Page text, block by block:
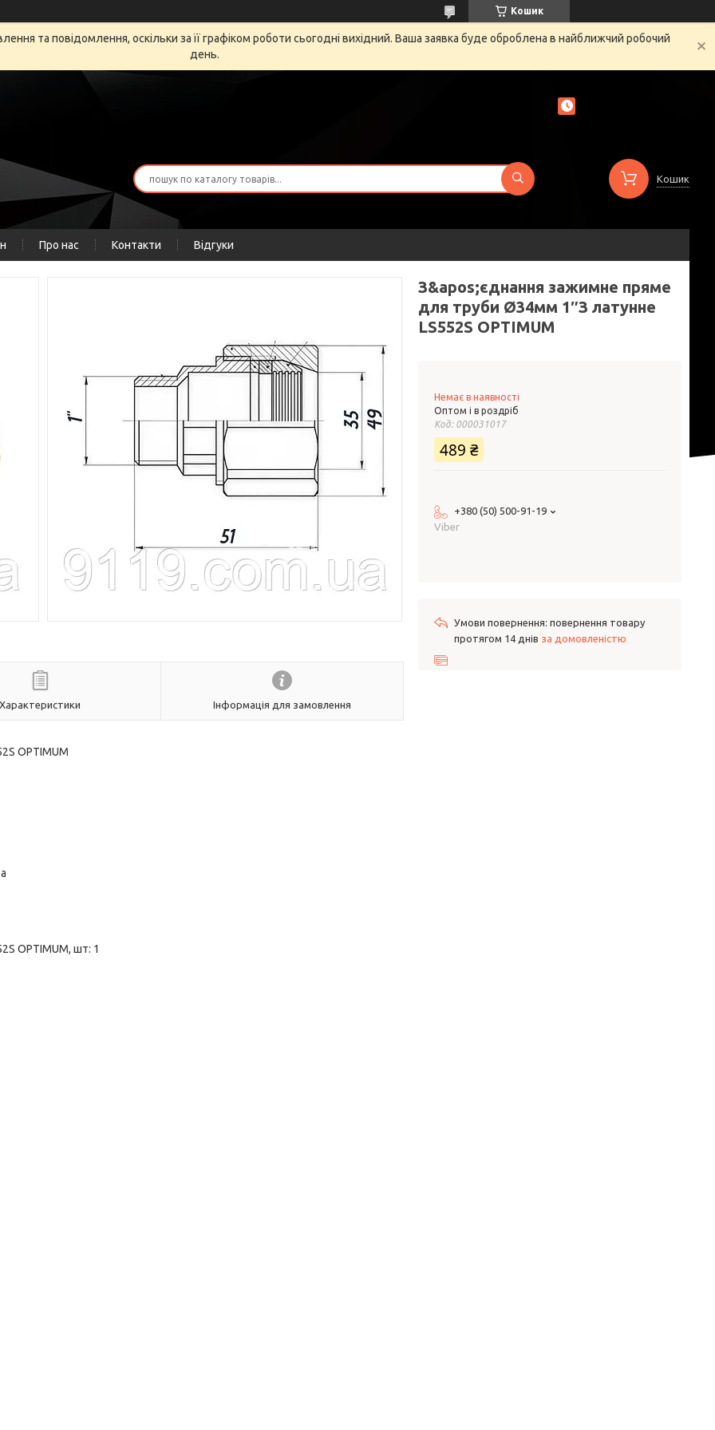
Кошик
та повідомлення, оскільки за її графіком роботи сьогодні вихідний. Ваша заявка буде оброблена в найближчий робочий
день.
Кошик
Про нас Контакти Відгуки
Характеристики Інформація для замовлення
OPTIMUM
OPTIMUM, шт: 1
З&apos;єднання зажимне пряме
для труби Ø34мм 1″З латунне
LS552S OPTIMUM
Немає в наявності
Оптом і в роздріб
Код: 000031017
489 ₴
+380 (50) 500-91-19
Viber
повернення товару
протягом 14 днів за домовленістю